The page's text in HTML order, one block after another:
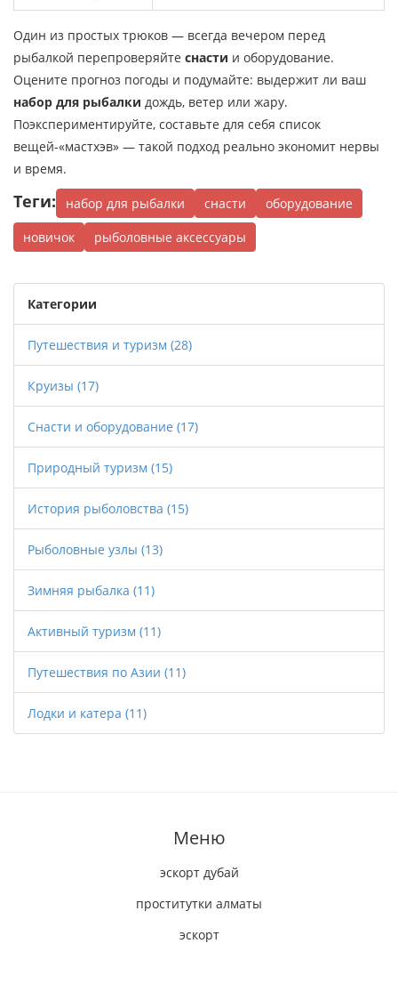
Один из простых трюков — всегда вечером перед
рыбалкой перепроверяйте снасти и оборудование.
Оцените прогноз погоды и подумайте: выдержит ли ваш
набор для рыбалки дождь, ветер или жару.
Поэкспериментируйте, составьте для себя список
вещей-«мастхэв» — такой подход реально экономит нервы
и время.
Теги: набор для рыбалки снасти
оборудование
новичок
рыболовные аксессуары
Категории
Путешествия и туризм (28)
Круизы (17)
Снасти и оборудование (17)
Природный туризм (15)
История рыболовства (15)
Рыболовные узлы (13)
Зимняя рыбалка (11)
Активный туризм (11)
Путешествия по Азии (11)
Лодки и катера (11)
Меню
эскорт дубай
проститутки алматы
эскорт